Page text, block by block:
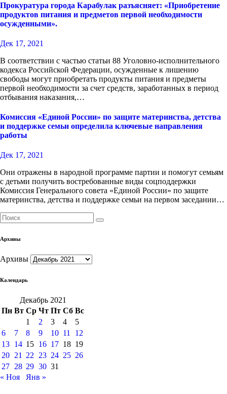
Прокуратура города Карабулак разъясняет: «Приобретение
продуктов питания и предметов первой необходимости
осужденными».
Дек 17, 2021
В соответствии с частью статьи 88 Уголовно-исполнительного
кодекса Российской Федерации, осужденные к лишению
свободы могут приобретать продукты питания и предметы
первой необходимости за счет средств, заработанных в период
отбывания наказания,…
Комиссия «Единой России» по защите материнства, детства
и поддержке семьи определила ключевые направления
работы
Дек 17, 2021
Они отражены в народной программе партии и помогут семьям
с детьми получить востребованные виды соцподдержки
Комиссия Генерального совета «Единой России» по защите
материнства, детства и поддержке семьи на первом заседании…
Архивы
Архивы
Календарь
Декабрь 2021
Пн Вт Ср Чт Пт Сб Вс
1
2 3 4
5
6
7 8 9 10 11
12
13 14 15 16 17 18 19
20 21 22 23 24 25 26
27 28 29 30 31
« Ноя
Янв »